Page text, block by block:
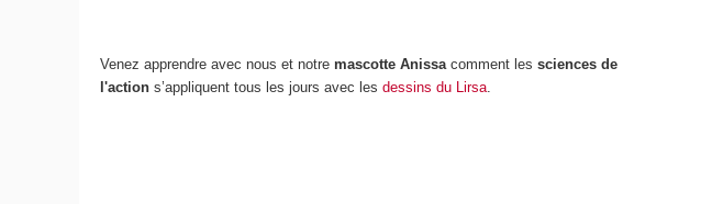
Venez apprendre avec nous et notremascotte Anissacomment lessciences de
l'action s’appliquent tous les jours avec lesdessins du Lirsa.